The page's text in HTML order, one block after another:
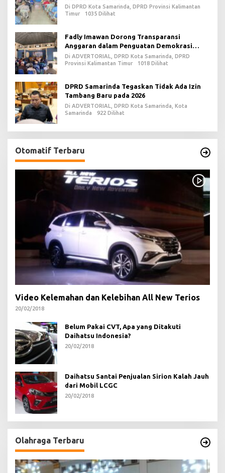
Di DPRD Kota Samarinda, DPRD Provinsi Kalimantan
Timur
1035 Dilihat
Fadly Imawan Dorong Transparansi
Anggaran dalam Penguatan Demokrasi
Daerah di PPU
Di ADVERTORIAL, DPRD Kota Samarinda, DPRD
Provinsi Kalimantan Timur
1018 Dilihat
DPRD Samarinda Tegaskan Tidak Ada Izin
Tambang Baru pada 2026
Di ADVERTORIAL, DPRD Kota Samarinda, Kota
Samarinda
922 Dilihat
Otomatif Terbaru
Video Kelemahan dan Kelebihan All New Terios
20/02/2018
Belum Pakai CVT, Apa yang Ditakuti
Daihatsu Indonesia?
20/02/2018
Daihatsu Santai Penjualan Sirion Kalah Jauh
dari Mobil LCGC
20/02/2018
Olahraga Terbaru